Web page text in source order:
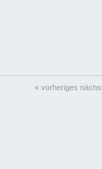
« vorheriges